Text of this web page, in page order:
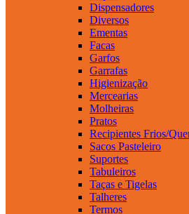
Dispensadores
Diversos
Ementas
Facas
Garfos
Garrafas
Higienização
Mercearias
Molheiras
Pratos
Recipientes Frios/
Sacos Pasteleiro
Suportes
Tabuleiros
Taças e Tigelas
Talheres
Termos